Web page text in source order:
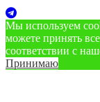
Мы используем
можете принять
соответствии с
Принимаю